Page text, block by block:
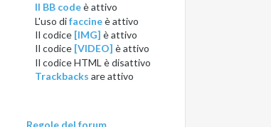
Il BB codeèattivo
L'uso difaccineèattivo
Il codice [IMG] èattivo
Il codice [VIDEO] èattivo
Il codice HTML èdisattivo
Trackbacks areattivo
Regole del forum